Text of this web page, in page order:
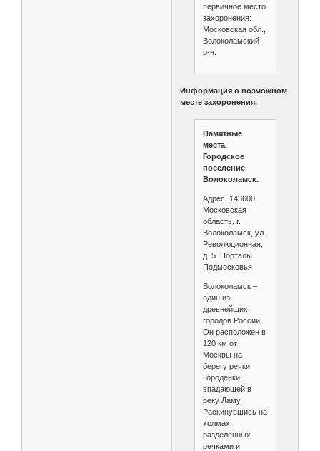
первичное место
захоронения:
Московская обл.,
Волоколамский
р-н.
Информация о возможном
месте захоронения.
Памятные
места.
Городское
поселение
Волоколамск.
Адрес: 143600,
Московская
область, г.
Волоколамск, ул.
Революционная,
д. 5. Порталы
Подмосковья
Волоколамск –
один из
древнейших
городов России.
Он расположен в
120 км от
Москвы на
берегу речки
Городенки,
впадающей в
реку Ламу.
Раскинувшись на
холмах,
разделенных
речками и